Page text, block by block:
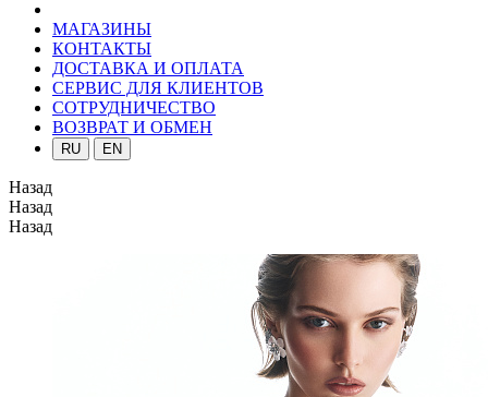
МАГАЗИНЫ
КОНТАКТЫ
ДОСТАВКА И ОПЛАТА
СЕРВИС ДЛЯ КЛИЕНТОВ
СОТРУДНИЧЕСТВО
ВОЗВРАТ И ОБМЕН
RU EN
Назад
Назад
Назад